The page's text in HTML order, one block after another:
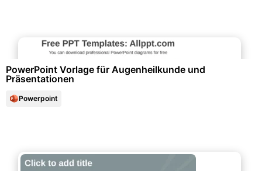
PowerPoint Vorlage für Augenheilkunde und
Präsentationen
Powerpoint